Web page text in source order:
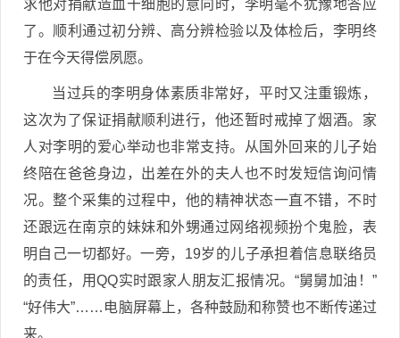
求他对捐献造血干细胞的意向时，李明毫不犹豫地答应
了。顺利通过初分辨、高分辨检验以及体检后，李明终
于在今天得偿夙愿。
当过兵的李明身体素质非常好，平时又注重锻炼，
这次为了保证捐献顺利进行，他还暂时戒掉了烟酒。家
人对李明的爱心举动也非常支持。从国外回来的儿子始
终陪在爸爸身边，出差在外的夫人也不时发短信询问情
况。整个采集的过程中，他的精神状态一直不错，不时
还跟远在南京的妹妹和外甥通过网络视频扮个鬼脸，表
明自己一切都好。一旁，19岁的儿子承担着信息联络员
的责任，用QQ实时跟家人朋友汇报情况。“舅舅加油！”
“好伟大”……电脑屏幕上，各种鼓励和称赞也不断传递过
来。